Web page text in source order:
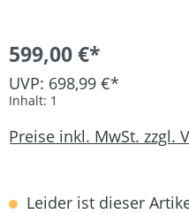
599,00 €*
UVP: 698,99 €*
Inhalt: 1
Preise inkl. MwSt. zzgl.
Leider ist dieser